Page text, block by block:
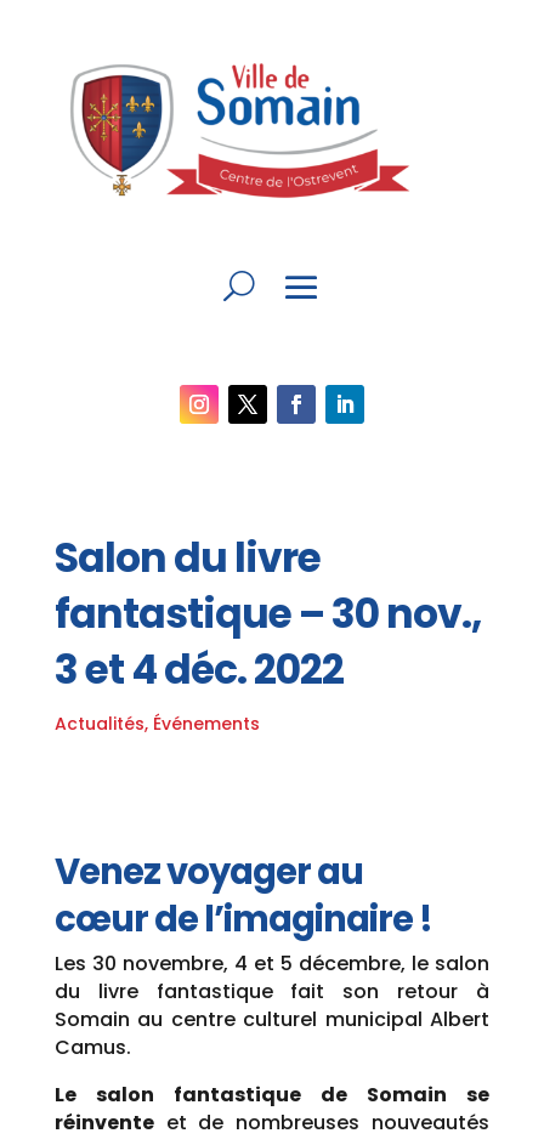
Salon du livre
fantastique – 30 nov.,
3 et 4 déc. 2022
Actualités, Événements
Venez voyager au
cœur de l’imaginaire !
Les 30 novembre, 4 et 5 décembre, le salon
du livre fantastique fait son retour à
Somain au centre culturel municipal Albert
Camus.
Le salon fantastique de Somain se
réinventeet de nombreuses nouveautés